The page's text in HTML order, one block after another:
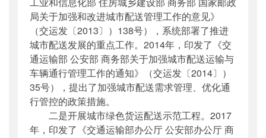
局关于加强和改进城市配送管理工作的意见》
（交运发〔2013〕）138号），系统部署了推进
城市配送发展的重点工作。2014年，印发了《交
通运输部 公安部 商务部关于加强城市配送运输与
车辆通行管理工作的通知》（交运发〔2014〕）
35号），提出了加强城市配送需求管理、优化通
行管控的政策措施。
二是开展城市绿色货运配送示范工程。2017
年，印发了《交通运输部办公厅 公安部办公厅 商